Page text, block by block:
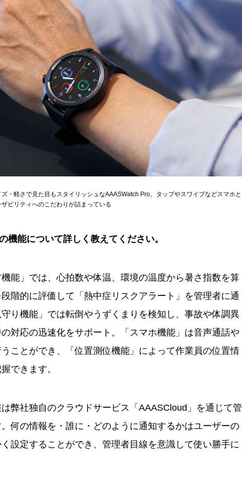
・軽さで見た目もスタイリッシュなAAASWatch Pro。タップやスワイプなどスマホと
ビリティへのこだわりが詰まっている
能について詳しく教えてください。
機能」では、心拍数や体温、環境の温度から暑さ指数を算
階的に評価して「熱中症リスクアラート」を管理者に通
り機能」では転倒やうずくまりを検知し、事故や体調異
対応の迅速化をサポート。「スマホ機能」は音声通話や
ことができ、「位置測位機能」によって作業員の位置情
できます。
弊社独自のクラウドサービス「AAASCloud」を通じて管
何の情報を・誰に・どのように通知するかはユーザーの
設定することができ、管理者目線を意識して使い勝手に